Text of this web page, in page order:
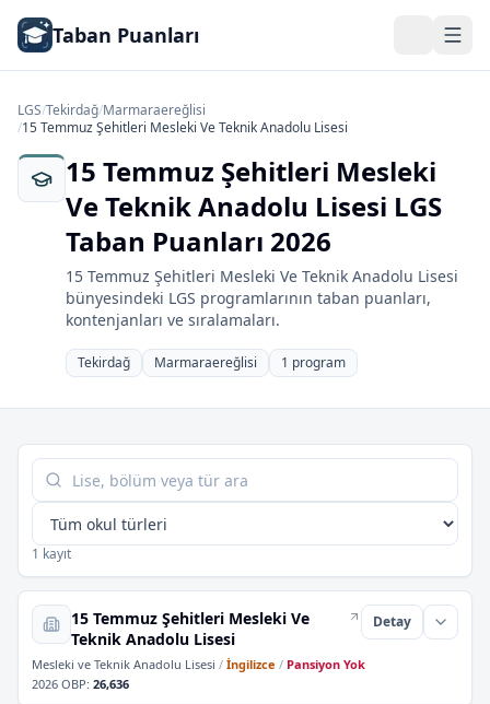
Taban Puanları
LGS/Tekirdağ/Marmaraereğlisi
/15 Temmuz Şehitleri Mesleki Ve Teknik Anadolu Lisesi
15 Temmuz Şehitleri Mesleki
Ve Teknik Anadolu Lisesi LGS
Taban Puanları 2026
15 Temmuz Şehitleri Mesleki Ve Teknik Anadolu Lisesi
bünyesindeki LGS programlarının taban puanları,
kontenjanları ve sıralamaları.
Tekirdağ Marmaraereğlisi 1 program
Tabloda ara
1 kayıt
15 Temmuz Şehitleri Mesleki Ve
Teknik Anadolu Lisesi
Detay
Mesleki ve Teknik Anadolu Lisesi / İngilizce / Pansiyon Yok
2026 OBP: 26,636